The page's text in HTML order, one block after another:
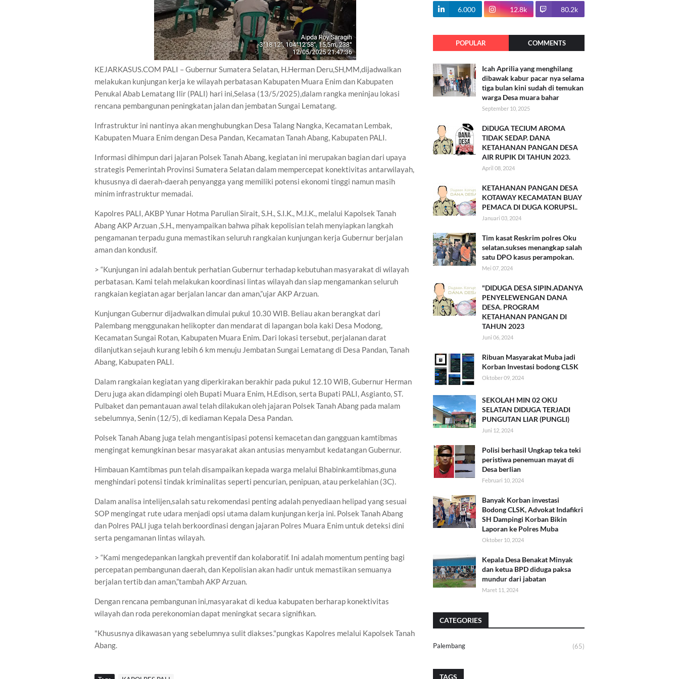
KEJARKASUS.COM PALI – Gubernur Sumatera Selatan, H.Herman Deru,SH,MM,dijadwalkan
melakukan kunjungan kerja ke wilayah perbatasan Kabupaten Muara Enim dan Kabupaten
Penukal Abab Lematang Ilir (PALI) hari ini,Selasa (13/5/2025),dalam rangka meninjau lokasi
rencana pembangunan peningkatan jalan dan jembatan Sungai Lematang.
Infrastruktur ini nantinya akan menghubungkan Desa Talang Nangka, Kecamatan Lembak,
Kabupaten Muara Enim dengan Desa Pandan, Kecamatan Tanah Abang, Kabupaten PALI.
Informasi dihimpun dari jajaran Polsek Tanah Abang, kegiatan ini merupakan bagian dari upaya
strategis Pemerintah Provinsi Sumatera Selatan dalam mempercepat konektivitas antarwilayah,
khususnya di daerah-daerah penyangga yang memiliki potensi ekonomi tinggi namun masih
minim infrastruktur memadai.
Kapolres PALI, AKBP Yunar Hotma Parulian Sirait, S.H., S.I.K., M.I.K., melalui Kapolsek Tanah
Abang AKP Arzuan ,S.H., menyampaikan bahwa pihak kepolisian telah menyiapkan langkah
pengamanan terpadu guna memastikan seluruh rangkaian kunjungan kerja Gubernur berjalan
aman dan kondusif.
> “Kunjungan ini adalah bentuk perhatian Gubernur terhadap kebutuhan masyarakat di wilayah
perbatasan. Kami telah melakukan koordinasi lintas wilayah dan siap mengamankan seluruh
rangkaian kegiatan agar berjalan lancar dan aman,”ujar AKP Arzuan.
Kunjungan Gubernur dijadwalkan dimulai pukul 10.30 WIB. Beliau akan berangkat dari
Palembang menggunakan helikopter dan mendarat di lapangan bola kaki Desa Modong,
Kecamatan Sungai Rotan, Kabupaten Muara Enim. Dari lokasi tersebut, perjalanan darat
dilanjutkan sejauh kurang lebih 6 km menuju Jembatan Sungai Lematang di Desa Pandan, Tanah
Abang, Kabupaten PALI.
Dalam rangkaian kegiatan yang diperkirakan berakhir pada pukul 12.10 WIB, Gubernur Herman
Deru juga akan didampingi oleh Bupati Muara Enim, H.Edison, serta Bupati PALI, Asgianto, ST.
Pulbaket dan pemantauan awal telah dilakukan oleh jajaran Polsek Tanah Abang pada malam
sebelumnya, Senin (12/5), di kediaman Kepala Desa Pandan.
Polsek Tanah Abang juga telah mengantisipasi potensi kemacetan dan gangguan kamtibmas
mengingat kemungkinan besar masyarakat akan antusias menyambut kedatangan Gubernur.
Himbauan Kamtibmas pun telah disampaikan kepada warga melalui Bhabinkamtibmas,guna
menghindari potensi tindak kriminalitas seperti pencurian, penipuan, atau perkelahian (3C).
Dalam analisa intelijen,salah satu rekomendasi penting adalah penyediaan helipad yang sesuai
SOP mengingat rute udara menjadi opsi utama dalam kunjungan kerja ini. Polsek Tanah Abang
dan Polres PALI juga telah berkoordinasi dengan jajaran Polres Muara Enim untuk deteksi dini
serta pengamanan lintas wilayah.
> “Kami mengedepankan langkah preventif dan kolaboratif. Ini adalah momentum penting bagi
percepatan pembangunan daerah, dan Kepolisian akan hadir untuk memastikan semuanya
berjalan tertib dan aman,”tambah AKP Arzuan.
Dengan rencana pembangunan ini,masyarakat di kedua kabupaten berharap konektivitas
wilayah dan roda perekonomian dapat meningkat secara signifikan.
"Khususnya dikawasan yang sebelumnya sulit diakses."pungkas Kapolres melalui Kapolsek Tanah
Abang.
100.7k
6.000 12.8k 80.2k
POPULAR COMMENTS
Icah Aprilia yang menghilang
dibawak kabur pacar nya selama
tiga bulan kini sudah di temukan
warga Desa muara bahar
September 10, 2025
DiDUGA TECIUM AROMA
TIDAK SEDAP. DANA
KETAHANAN PANGAN DESA
AIR RUPIK DI TAHUN 2023.
April 08, 2024
KETAHANAN PANGAN DESA
KOTAWAY KECAMATAN BUAY
PEMACA DI DUGA KORUPSI..
Januari 03, 2024
Tim kasat Reskrim polres Oku
selatan.sukses menangkap salah
satu DPO kasus perampokan.
Mei 07, 2024
"DIDUGA DESA SIPIN.ADANYA
PENYELEWENGAN DANA
DESA. PROGRAM
KETAHANAN PANGAN DI
TAHUN 2023
Juni 06, 2024
Ribuan Masyarakat Muba jadi
Korban Investasi bodong CLSK
Oktober 09, 2024
SEKOLAH MIN 02 OKU
SELATAN DIDUGA TERJADI
PUNGUTAN LIAR (PUNGLI)
Juni 12, 2024
Polisi berhasil Ungkap teka teki
peristiwa penemuan mayat di
Desa berlian
Februari 10, 2024
Banyak Korban investasi
Bodong CLSK, Advokat Indafikri
SH Dampingi Korban Bikin
Laporan ke Polres Muba
Oktober 10, 2024
Kepala Desa Benakat Minyak
dan ketua BPD diduga paksa
mundur dari jabatan
Maret 11, 2024
CATEGORIES
Palembang (65)
TAGS